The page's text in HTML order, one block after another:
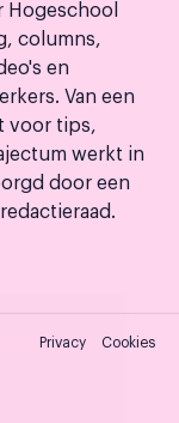
Hogeschool
columns,
en
Van een
voor tips,
werkt in
door een
Privacy Cookies